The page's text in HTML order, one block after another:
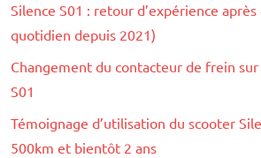
Silence S01 : retour d’expérience
quotidien depuis 2021)
Changement du contacteur de frein
S01
Témoignage d’utilisation du scooter
500km et bientôt 2 ans